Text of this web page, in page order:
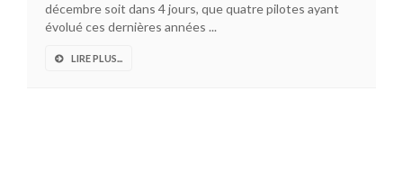
décembre soit dans 4 jours, que quatre pilotes ayant
évolué ces dernières années ...
LIRE PLUS...